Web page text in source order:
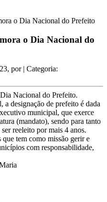
o Dia Nacional do Prefeito
o Dia Nacional do
, por | Categoria:
Nacional do Prefeito.
a designação de prefeito é dada
municipal, que exerce
(mandato), sendo para tanto
reeleito por mais 4 anos.
que tem como missão gerir e
com responsabilidade,